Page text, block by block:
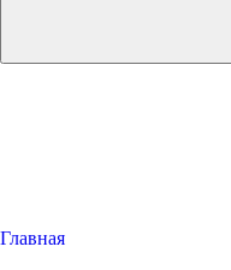
Главная